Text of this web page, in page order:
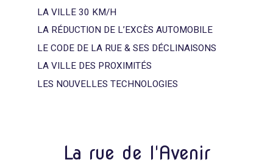
LA VILLE 30 KM/H
LA RÉDUCTION DE L’EXCÈS AUTOMOBILE
LE CODE DE LA RUE & SES DÉCLINAISONS
LA VILLE DES PROXIMITÉS
LES NOUVELLES TECHNOLOGIES
La rue de l'Avenir